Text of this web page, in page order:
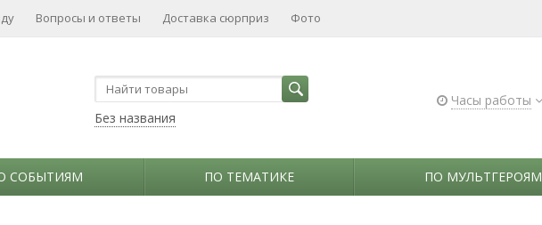
Вопросы и ответы Доставка сюрприз Фото
Без названия
Часы работы
СОБЫТИЯМ ПО ТЕМАТИКЕ ПО МУЛЬТГЕРОЯМ